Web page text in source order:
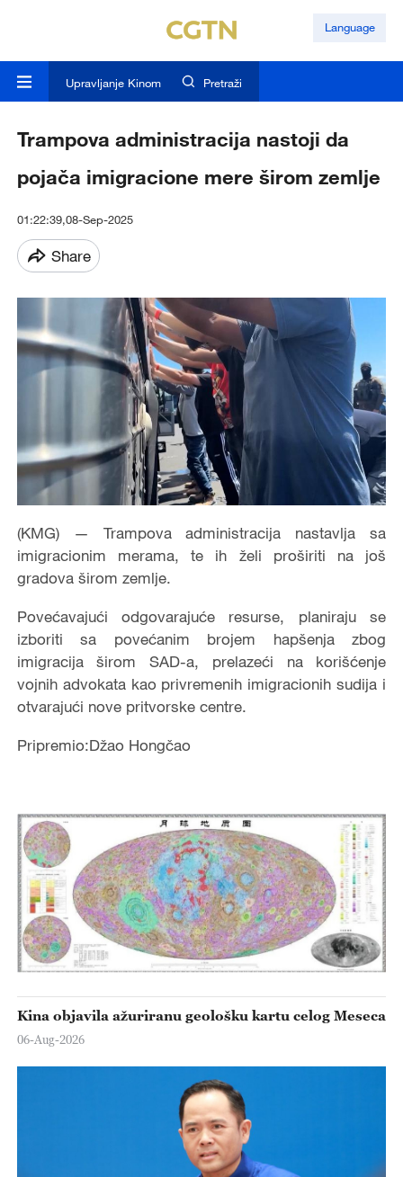
Language
Upravljanje Kinom Pretraži
Trampova administracija nastoji da
pojača imigracione mere širom zemlje
01:22:39,08-Sep-2025
Share
(KMG) — Trampova administracija nastavlja sa
imigracionim merama, te ih želi proširiti na još
gradova širom zemlje.
Povećavajući odgovarajuće resurse, planiraju se
izboriti sa povećanim brojem hapšenja zbog
imigracija širom SAD-a, prelazeći na korišćenje
vojnih advokata kao privremenih imigracionih sudija i
otvarajući nove pritvorske centre.
Pripremio:Džao Hongčao
Kina objavila ažuriranu geološku kartu celog Meseca
06-Aug-2026